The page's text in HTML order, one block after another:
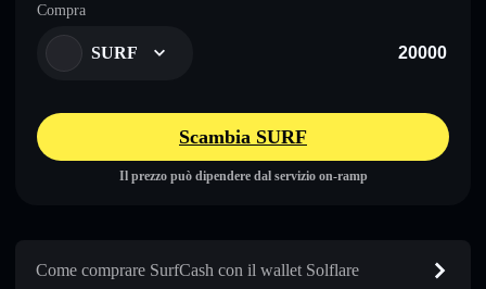
Compra
SURF
Scambia SURF
Il prezzo può dipendere dal servizio on-ramp
Come comprare SurfCash con il wallet Solflare